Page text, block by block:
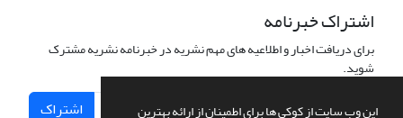
این وب سایت از کوکی ها برای اطمینان از ارائه بهترین
اشتراک خبرنامه
برای دریافت اخبار و اطلاعیه های مهم نشریه در خبرنامه نشریه مشترک
شوید.
اشتراک